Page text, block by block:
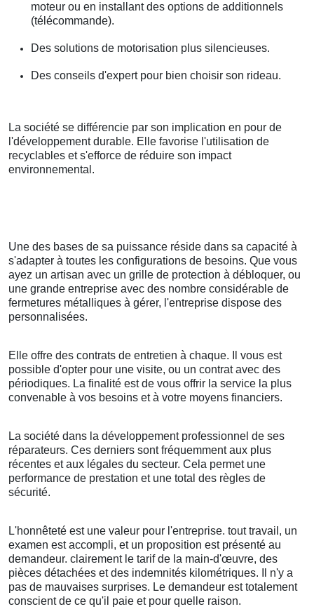
moteur ou en installant des options de additionnels
(télécommande).
Des solutions de motorisation plus silencieuses.
Des conseils d'expert pour bien choisir son rideau.
La société se différencie par son implication en pour de
l'développement durable. Elle favorise l'utilisation de
recyclables et s'efforce de réduire son impact
environnemental.
Une des bases de sa puissance réside dans sa capacité à
s'adapter à toutes les configurations de besoins. Que vous
ayez un artisan avec un grille de protection à débloquer, ou
une grande entreprise avec des nombre considérable de
fermetures métalliques à gérer, l'entreprise dispose des
personnalisées.
Elle offre des contrats de entretien à chaque. Il vous est
possible d'opter pour une visite, ou un contrat avec des
périodiques. La finalité est de vous offrir la service la plus
convenable à vos besoins et à votre moyens financiers.
La société dans la développement professionnel de ses
réparateurs. Ces derniers sont fréquemment aux plus
récentes et aux légales du secteur. Cela permet une
performance de prestation et une total des règles de
sécurité.
L'honnêteté est une valeur pour l'entreprise. tout travail, un
examen est accompli, et un proposition est présenté au
demandeur. clairement le tarif de la main-d'œuvre, des
pièces détachées et des indemnités kilométriques. Il n'y a
pas de mauvaises surprises. Le demandeur est totalement
conscient de ce qu'il paie et pour quelle raison.